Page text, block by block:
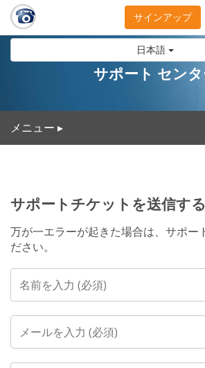
日本語
サインアップ
サポート セン
メニュー ▸
サポートチケットを送信する
万が一エラーが起きた場合は、サポー
ださい。